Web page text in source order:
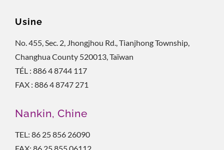
Usine
No. 455, Sec. 2, Jhongjhou Rd., Tianjhong Township,
Changhua County 520013, Taïwan
TÉL : 886 4 8744 117
FAX : 886 4 8747 271
Nankin, Chine
TEL: 86 25 856 26090